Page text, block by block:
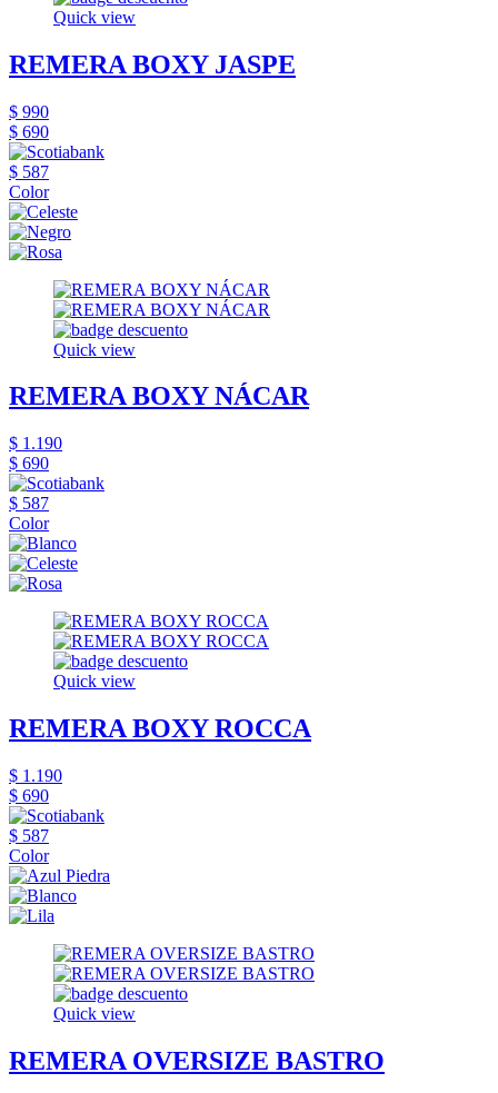
Quick view
REMERA BOXY JASPE
$ 990
$ 690
$ 587
Color
Quick view
REMERA BOXY NÁCAR
$ 1.190
$ 690
$ 587
Color
Quick view
REMERA BOXY ROCCA
$ 1.190
$ 690
$ 587
Color
Quick view
REMERA OVERSIZE BASTRO